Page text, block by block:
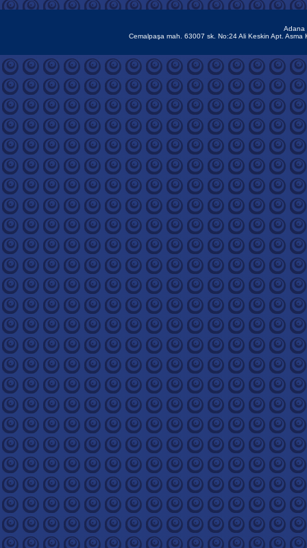
Adana
Cemalpaşa mah. 63007 sk. No:24 Ali Keskin Apt.